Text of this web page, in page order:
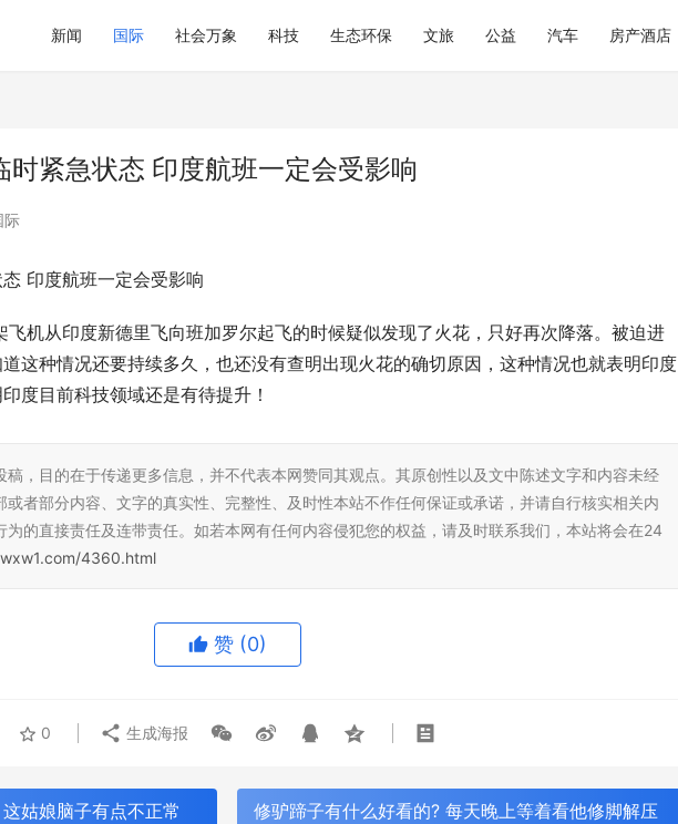
新闻 国际 社会万象 科技 生态环保 文旅 公益 汽车 房产酒店
时紧急状态 印度航班一定会受影响
际
印度航班一定会受影响
机从印度新德里飞向班加罗尔起飞的时候疑似发现了火花，只好再次降落。被迫进
这种情况还要持续多久，也还没有查明出现火花的确切原因，这种情况也就表明印度
度目前科技领域还是有待提升！
，目的在于传递更多信息，并不代表本网赞同其观点。其原创性以及文中陈述文字和内容未经
者部分内容、文字的真实性、完整性、及时性本站不作任何保证或承诺，并请自行核实相关内
的直接责任及连带责任。如若本网有任何内容侵犯您的权益，请及时联系我们，本站将会在24
4360.html
赞 (0)
0 生成海报
姑娘脑子有点不正常 修驴蹄子有什么好看的? 每天晚上等着看他修脚解压